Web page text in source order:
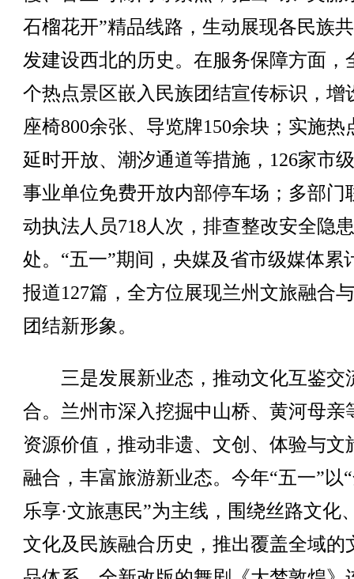
石榴花开”精品线路，生动展现各民族
发建设西北的历史。在服务保障方面，
个热点景区嵌入民族团结宣传标识，增
座椅800余张、导览牌150余块；实施热
延时开放、潮汐通道等措施，126家市
事业单位免费开放内部停车场；多部门
动执法人员718人次，排查整改安全隐
处。“五一”期间，央媒及省市级媒体累
报道127篇，全方位展现兰州文旅融合
团结新形象。
三是发展新业态，推动文化互鉴交
合。兰州市深入挖掘中山桥、黄河母亲
资源价值，推动非遗、文创、体验与文
融合，丰富旅游新业态。今年“五一”以
乐享·文旅惠民”为主线，围绕丝路文化
文化及民族融合历史，推出覆盖全域的